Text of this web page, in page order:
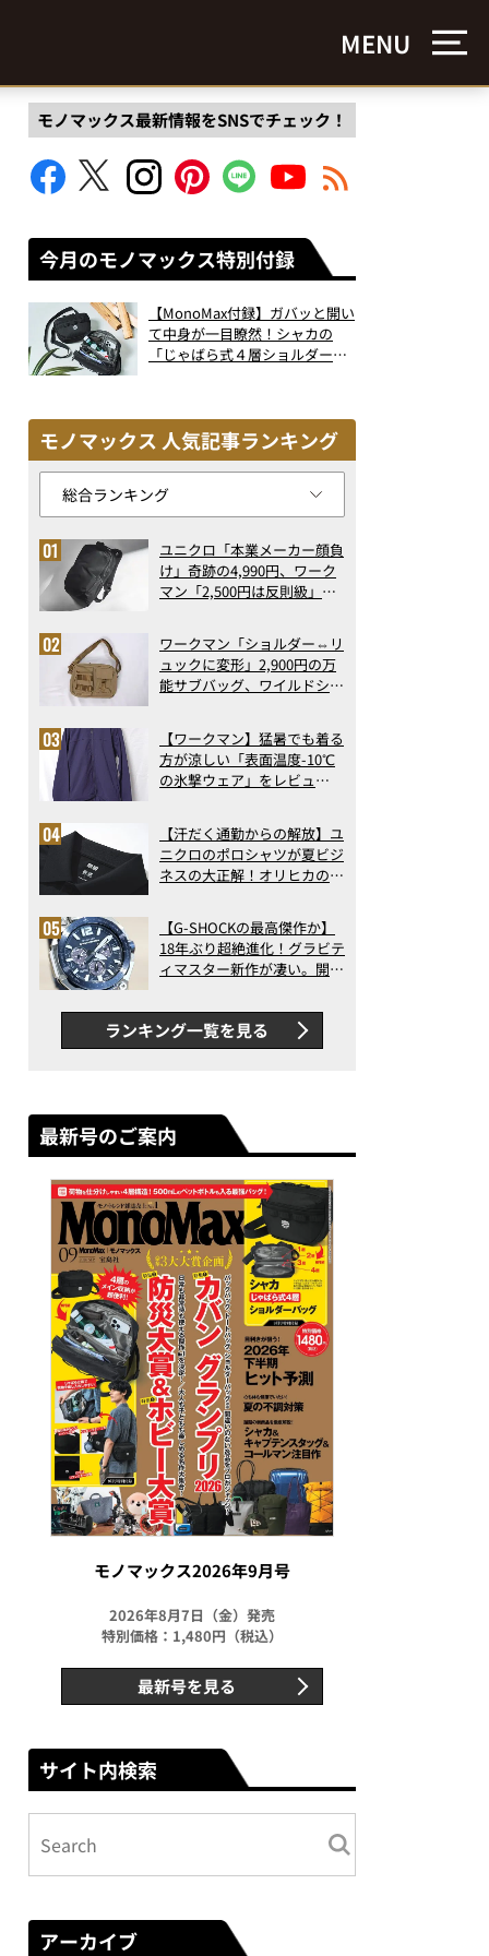
MENU
モノマックス最新情報をSNSでチェック！
今月のモノマックス特別付録
【MonoMax付録】ガバッと開い
て中身が一目瞭然！シャカの
「じゃばら式４層ショルダーバ
モノマックス 人気記事ランキング
ユニクロ「本業メーカー顔負
け」奇跡の4,990円、ワーク
マン「2,500円は反則級」凄
ト3】（2026年6月版）
ワークマン「ショルダー⇔リ
ュックに変形」2,900円の万
能サブバッグ、ワイルドシン
記事ランキングベスト3】
（2026年6月版）
【ワークマン】猛暑でも着る
方が涼しい「表面温度-10℃
の氷撃ウェア」をレビュ
【汗だく通勤からの解放】ユ
ニクロのポロシャツが夏ビジ
ネスの大正解！オリヒカの透
アの実力
【G-SHOCKの最高傑作か】
18年ぶり超絶進化！グラビテ
ィマスター新作が凄い。開発
新ムーブメントの衝撃
ランキング一覧を見る
最新号のご案内
モノマックス2026年9月号
2026年8月7日（金）発売
特別価格：1,480円（税込）
最新号を見る
サイト内検索
アーカイブ